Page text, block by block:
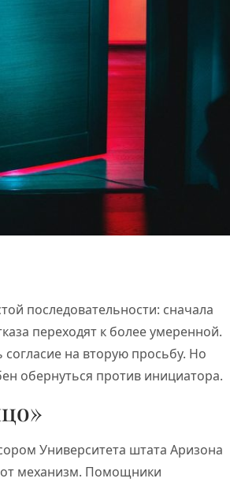
последовательности: сначала
переходят к более умеренной.
на вторую просьбу. Но
обернуться против инициатора.
Университета штата Аризона
механизм. Помощники